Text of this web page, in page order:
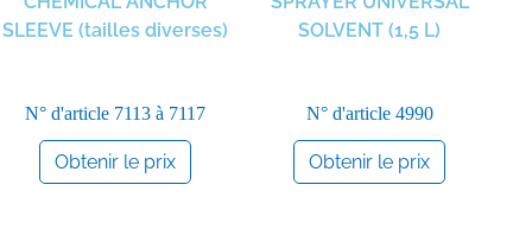
SLEEVE (tailles diverses)
N° d'article 7113 à 7117
Obtenir le prix
SOLVENT (1,5 L)
N° d'article 4990
Obtenir le prix